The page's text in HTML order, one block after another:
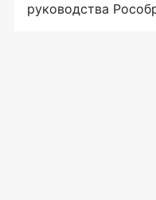
руководства